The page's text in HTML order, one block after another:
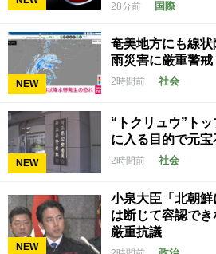
28分前 国際
NEW
奄美地方にも線
雨災害に厳重警
2時間前 社会
NEW
“トクリュウ”ト
に入る目的で元
2時間前 社会
NEW
小泉大臣「北朝
は断じて容認で
厳重抗議